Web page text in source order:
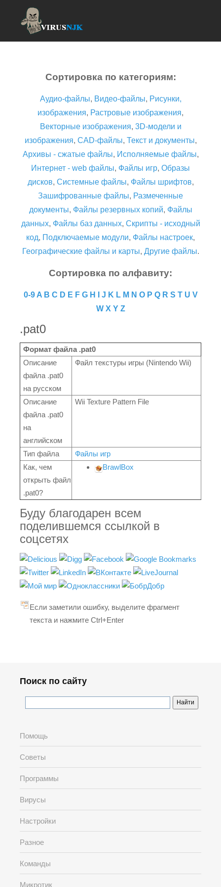
Сортировка по категориям:
Аудио-файлы, Видео-файлы, Рисунки,
изображения, Растровые изображения,
Векторные изображения, 3D-модели и
изображения, CAD-файлы, Текст и документы,
Архивы - сжатые файлы, Исполняемые файлы,
Интернет - web файлы, Файлы игр, Образы
дисков, Системные файлы, Файлы шрифтов,
Зашифрованные файлы, Размеченные
документы, Файлы резервных копий, Файлы
данных, Файлы баз данных, Скрипты - исходный
код, Подключаемые модули, Файлы настроек,
Географические файлы и карты, Другие файлы.
Сортировка по алфавиту:
0-9 A B C D E F G H J K L M N O P Q R S T U V
W X Y Z
.pat0
Формат файла .pat0
Описание
файла .pat0
на русском
Файл текстуры игры (Nintendo Wii)
Описание
файла .pat0
на
английском
Wii Texture Pattern File
Тип файла
Файлы игр
Как, чем
открыть файл
.pat0?
BrawlBox
Буду благодарен всем
поделившемся ссылкой в
соцсетях
Если заметили ошибку, выделите фрагмент
текста и нажмите Ctrl+Enter
Поиск по сайту
Помощь
Советы
Программы
Вирусы
Настройки
Разное
Команды
Микротик